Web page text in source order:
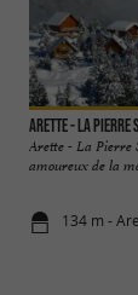
Arette - La Pierre
Arette - La Pierre
amoureux de la
134 m -